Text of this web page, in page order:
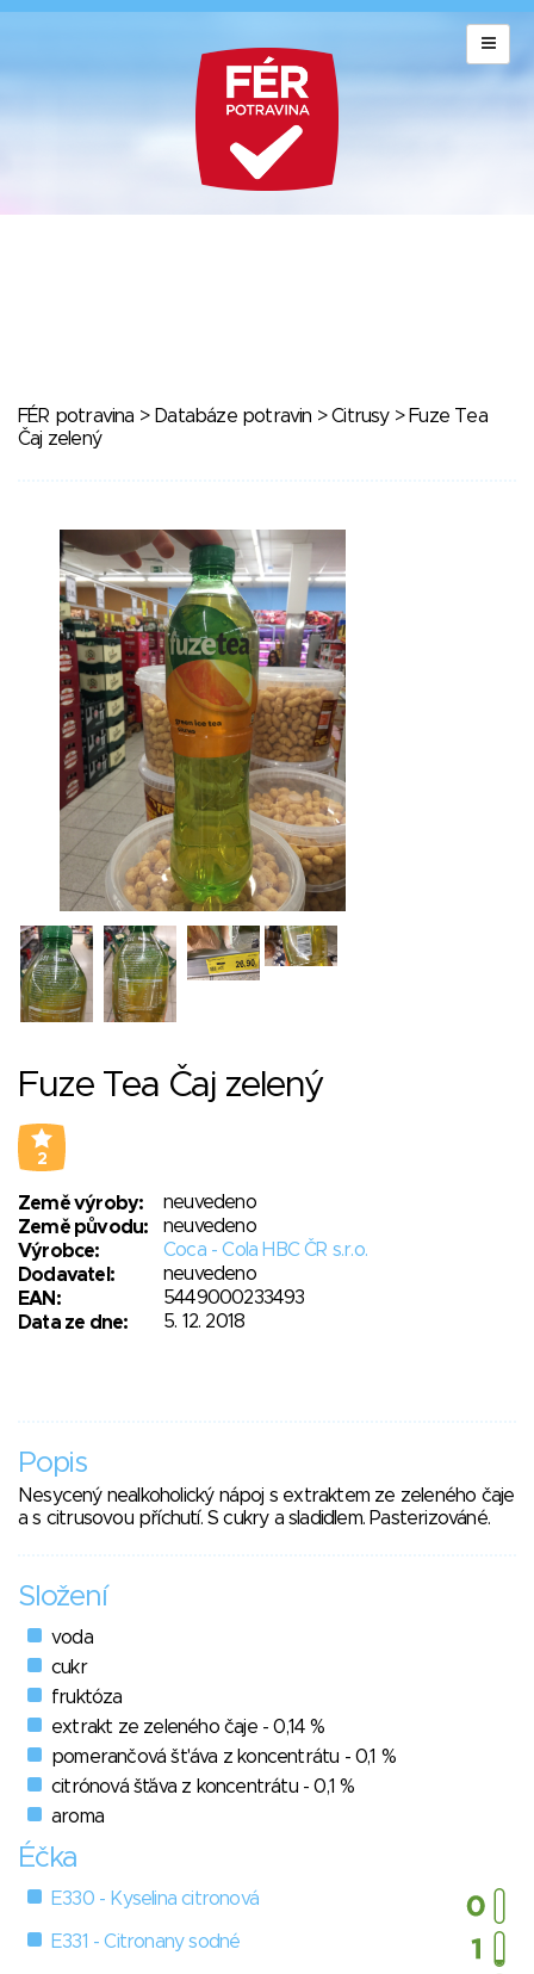
FÉR potravina > Databáze potravin >Citrusy> Fuze Tea
Čaj zelený
Fuze Tea Čaj zelený
2
Země výroby:
neuvedeno
Země původu:
neuvedeno
Výrobce:
Coca - Cola HBC ČR s.r.o.
Dodavatel:
neuvedeno
EAN:
5449000233493
Data ze dne:
5. 12. 2018
Popis
Nesycený nealkoholický nápoj s extraktem ze zeleného čaje
a s citrusovou příchutí. S cukry a sladidlem. Pasterizováné.
Složení
voda
cukr
fruktóza
extrakt ze zeleného čaje - 0,14 %
pomerančová št'áva z koncentrátu - 0,1 %
citrónová šťáva z koncentrátu - 0,1 %
aroma
Éčka
E330 - Kyselina citronová
E331 - Citronany sodné